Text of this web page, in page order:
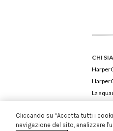
CHI
La
Cliccando su “Accetta tutti i
navigazione del sito, analizzare